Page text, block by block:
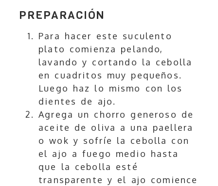
PREPARACIÓN
Para hacer este suculento
plato comienza pelando,
lavando y cortando la cebolla
en cuadritos muy pequeños.
Luego haz lo mismo con los
dientes de ajo.
Agrega un chorro generoso de
aceite de oliva a una paellera
o wok y sofríe la cebolla con
el ajo a fuego medio hasta
que la cebolla esté
transparente y el ajo comience